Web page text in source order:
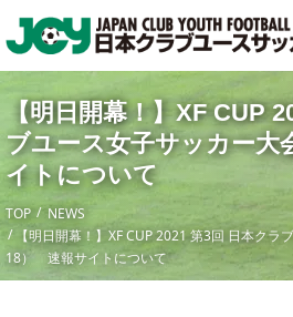
【明日開幕！】XF CUP
ブユース女子サッカー
イトについて
TOP
NEWS
【明日開幕！】XF CUP 2021 第3回 日本クラ
18） 速報サイトについて